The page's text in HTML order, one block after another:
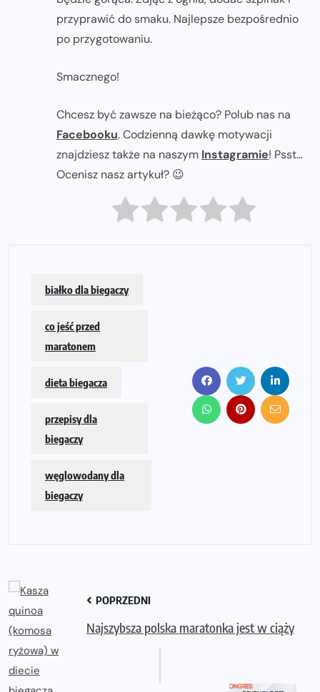
przyprawić do smaku. Najlepsze bezpośrednio
po przygotowaniu.
Smacznego!
Chcesz być zawsze na bieżąco? Polub nas na
Facebooku. Codzienną dawkę motywacji
znajdziesz także na naszym Instagramie! Psst...
Ocenisz nasz artykuł? 😉
białko dla biegaczy
co jeść przed
maratonem
dieta biegacza
przepisy dla
biegaczy
węglowodany dla
biegaczy
POPRZEDNI
Najszybsza polska maratonka jest w ciąży